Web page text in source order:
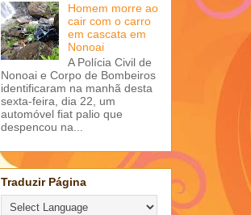
Homem morre ao
cair com o carro
em cascata em
Nonoai
A Polícia Civil de
Nonoai e Corpo de Bombeiros
identificaram na manhã desta
sexta-feira, dia 22, um
automóvel fiat palio que
despencou na...
Traduzir Página